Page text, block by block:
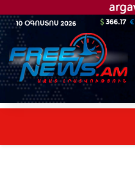
10 ՕԳՈՍՏՈՍ 2026 366.17